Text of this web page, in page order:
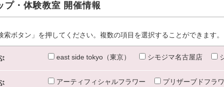
プ・体験教室 開催情報
索ボタン」を押してください。複数の項目を選択することができます。
east side tokyo（東京） シモジマ名古屋店
アーティフィシャルフラワー プリザーブドフラ